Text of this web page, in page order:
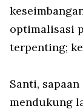
optimalisasi
terpenting;
Santi,
mendukung